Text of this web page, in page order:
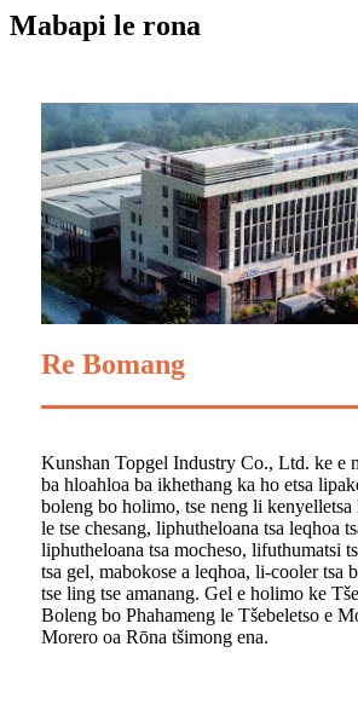
Mabapi le rona
Re Bomang
Kunshan Topgel Industry Co., Ltd. ke e
ba hloahloa ba ikhethang ka ho etsa
boleng bo holimo, tse neng li kenyelletsa
le tse chesang, liphutheloana tsa leqhoa
liphutheloana tsa mocheso, lifuthumatsi
tsa gel, mabokose a leqhoa, li-cooler tsa
tse ling tse amanang. Gel e holimo ke
Boleng bo Phahameng le Tšebeletso e
Morero oa Rōna tšimong ena.